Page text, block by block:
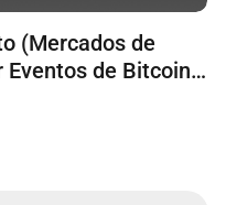
(Mercados de
Eventos de Bitcoin y